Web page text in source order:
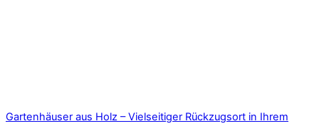
Gartenhäuser aus Holz – Vielseitiger Rückzugsort in Ihrem